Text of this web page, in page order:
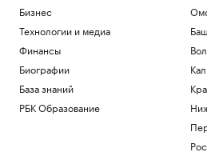
Инвестиции
Путин провел оперативное совещание
с членами Совбеза
Политика
Путин поговорил по телефону с
президентом ОАЭ
Политика
Как выход на фондовый рынок
Бизнес
Технологии и медиа
Финансы
Биографии
База знаний
РБК Образование